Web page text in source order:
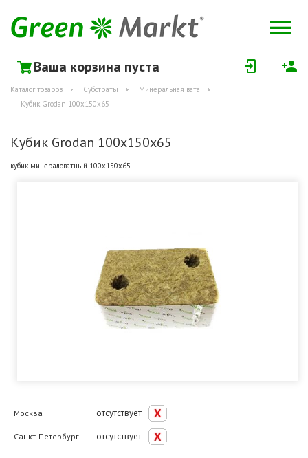
Ваша корзина пуста
Каталог товаров Субстраты
Минеральная вата
Кубик Grodan 100x150x65
Кубик Grodan 100x150x65
кубик минераловатный 100х150х65
Москва отсутствует
Санкт-Петербург отсутствует